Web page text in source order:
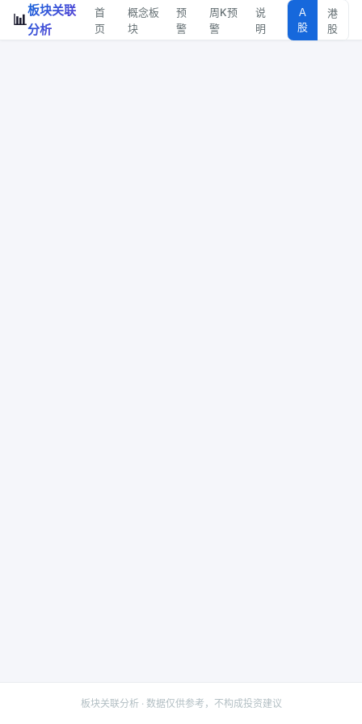
📊
板块关联
分析
首
页
概念板
块
预
警
周K预
警
说
明
A
股
港
股
板块关联分析 · 数据仅供参考，不构成投资建议